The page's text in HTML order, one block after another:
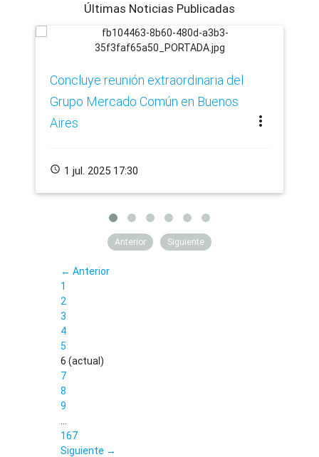
Últimas Noticias Publicadas
Concluye reunión extraordinaria del
Grupo Mercado Común en Buenos
Aires
more_vert
schedule 1 jul. 2025 17:30
Anterior Siguiente
← Anterior
1
2
3
4
5
6 (actual)
7
8
9
…
167
Siguiente →